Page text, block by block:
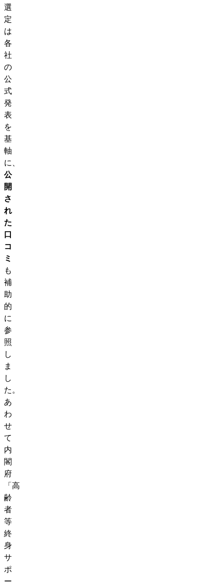
選
定
は
各
社
の
公
式
発
表
を
基
軸
に、
公
開
さ
れ
た
口
コ
ミ
も
補
助
的
に
参
照
し
ま
し
た。
あ
わ
せ
て
内
閣
府
「高
齢
者
等
終
身
サ
ポ
ー